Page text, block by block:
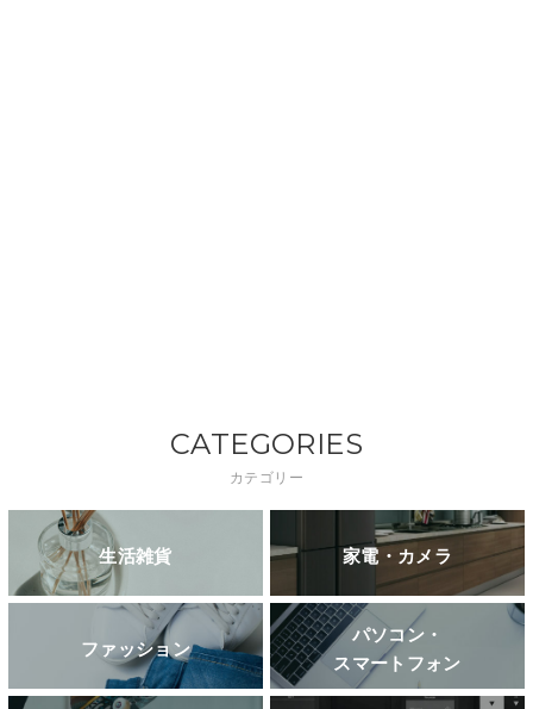
CATEGORIES
カテゴリー
生活雑貨 家電・カメラ
ファッション
パソコン・
スマートフォン